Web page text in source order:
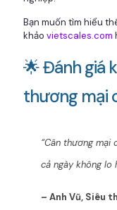
Bạn muốn tìm hiểu
khảo vietscales.com
🌟 Đánh giá
thương mại
“Cân thương mại
cả ngày không lo
– Anh Vũ, Siêu